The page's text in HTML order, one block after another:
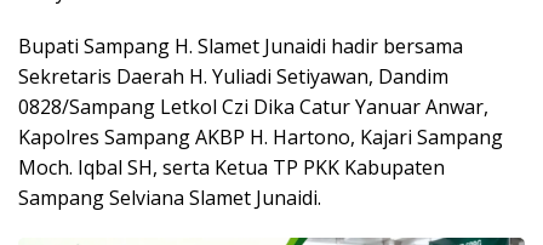
Bupati Sampang H. Slamet Junaidi hadir bersama
Sekretaris Daerah H. Yuliadi Setiyawan, Dandim
0828/Sampang Letkol Czi Dika Catur Yanuar Anwar,
Kapolres Sampang AKBP H. Hartono, Kajari Sampang
Moch. Iqbal SH, serta Ketua TP PKK Kabupaten
Sampang Selviana Slamet Junaidi.